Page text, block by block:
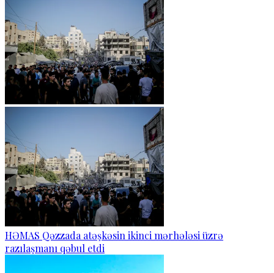
HƏMAS Qəzzada atəşkəsin ikinci mərhələsi üzrə
razılaşmanı qəbul etdi